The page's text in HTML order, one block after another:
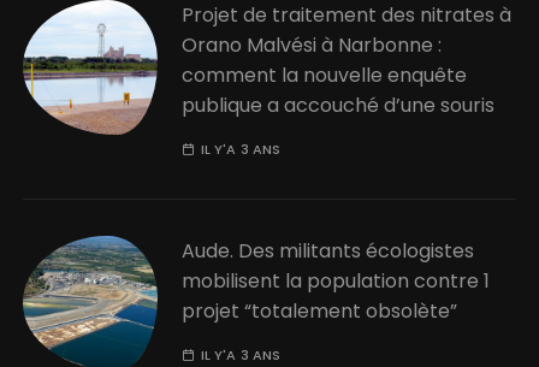
Projet de traitement des nitrates à
Orano Malvési à Narbonne :
comment la nouvelle enquête
publique a accouché d’une souris
IL Y'A 3 ANS
Aude. Des militants écologistes
mobilisent la population contre 1
projet “totalement obsolète”
IL Y'A 3 ANS